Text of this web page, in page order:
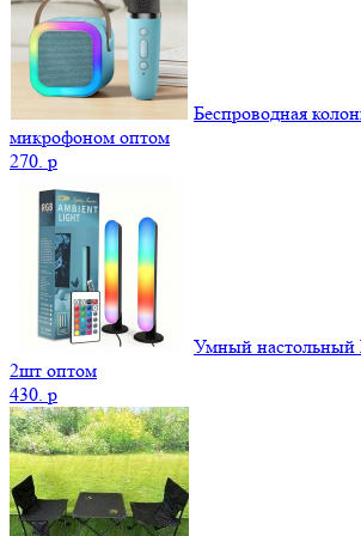
Беспроводная
микрофоном оптом
270. p
Умный настольный
2шт оптом
430. p